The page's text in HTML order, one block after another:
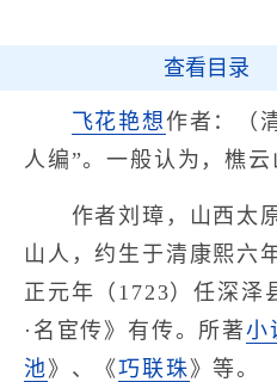
查看目录
飞花艳想作者：（
人编”。一般认为，樵云
作者刘璋，山西太原
山人，约生于清康熙六
正元年（1723）任深泽
·名宦传》有传。所著小
池》、《巧联珠》等。